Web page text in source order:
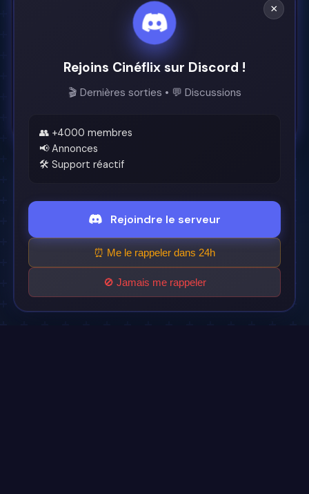
illicite, vous pouvez nous contacter via :
notre serveur Discord
En utilisant Cinéflix, vous reconnaissez que vous êtes
×
Rejoins Cinéflix sur Discord !
🎬 Dernières sorties • 💬 Discussions
👥 +4000 membres
📢 Annonces
🛠️ Support réactif
Rejoindre le serveur
⏰ Me le rappeler dans 24h
🚫 Jamais me rappeler